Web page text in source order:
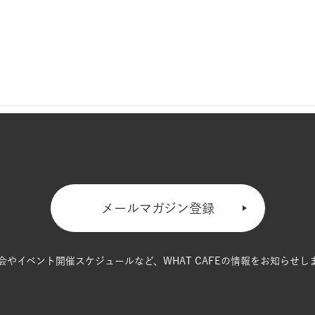
メールマガジン登録
やイベント開催スケジュールなど、 WHAT CAFEの情報をお知らせし